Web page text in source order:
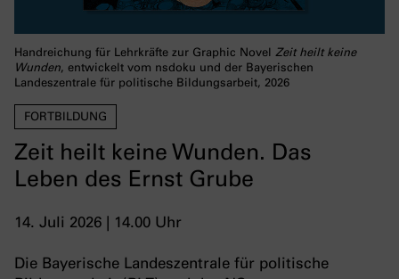
FORTBILDUNG
Zeit heilt keine Wunden. Das
Leben des Ernst Grube
14. Juli 2026 | 14.00 Uhr
Handreichung für Lehrkräfte zur Graphic Novel Zeit heilt keine
Wunden, entwickelt vom nsdoku und der Bayerischen
Landeszentrale für politische Bildungsarbeit, 2026
Die Bayerische Landeszentrale für politische